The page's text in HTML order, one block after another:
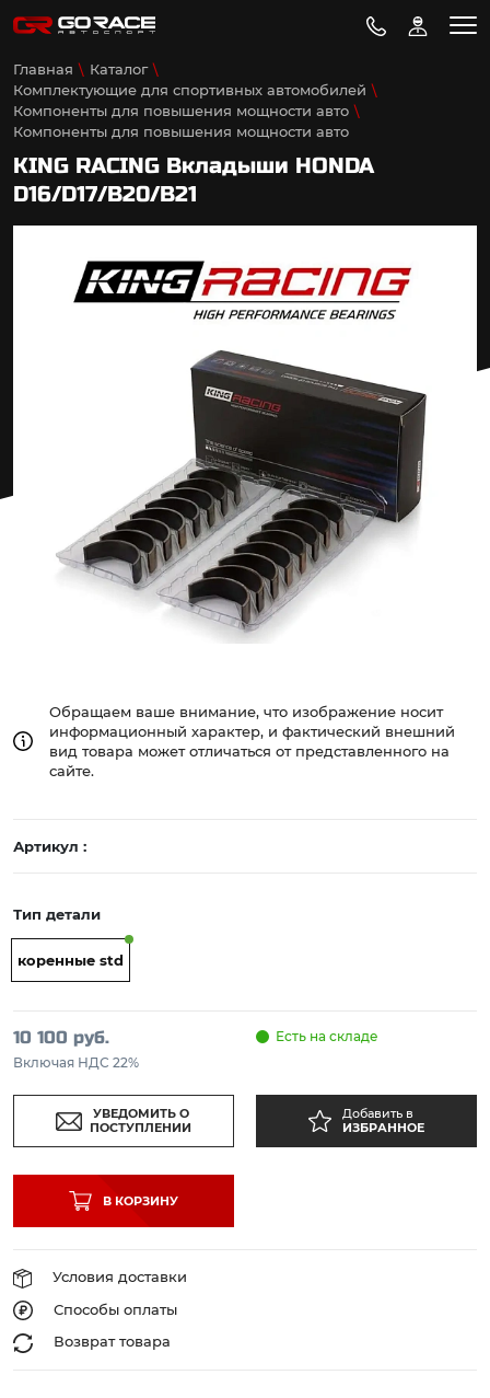
Главная
Каталог
Комплектующие для спортивных автомобилей
Компоненты для повышения мощности авто
Компоненты для повышения мощности авто
KING RACING Вкладыши HONDA
D16/D17/B20/B21
Обращаем ваше внимание, что изображение носит
информационный характер, и фактический внешний
вид товара может отличаться от представленного на
сайте.
Артикул :
Тип детали
коренные std
Есть на складе
10 100 руб.
Включая НДС 22%
В КОРЗИНУ
УВЕДОМИТЬ О
ПОСТУПЛЕНИИ
Добавить в
ИЗБРАННОЕ
Условия доставки
Способы оплаты
Возврат товара